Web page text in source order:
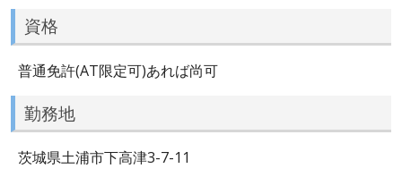
資格
普通免許(AT限定可)あれば尚可
勤務地
茨城県土浦市下高津3-7-11